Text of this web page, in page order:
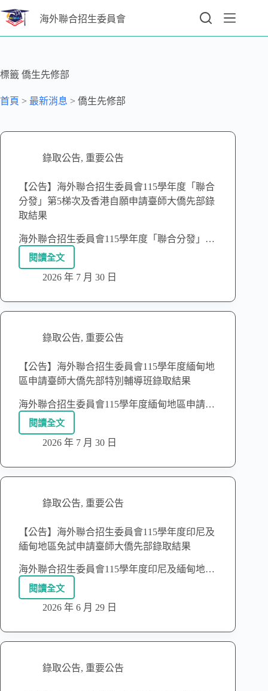
海外聯合招生委員會
標籤 僑生先修部
首頁 > 最新消息 > 僑生先修部
錄取公告, 重要公告
【公告】海外聯合招生委員會115學年度「聯合
分發」第5梯次及香港自願申請臺師大僑先部錄
取結果
海外聯合招生委員會115學年度「聯合分發」…
閱讀全文
2026 年 7 月 30 日
錄取公告, 重要公告
【公告】海外聯合招生委員會115學年度緬甸地
區申請臺師大僑先部特別輔導班錄取結果
海外聯合招生委員會115學年度緬甸地區申請…
閱讀全文
2026 年 7 月 30 日
錄取公告, 重要公告
【公告】海外聯合招生委員會115學年度印尼及
緬甸地區免試申請臺師大僑先部錄取結果
海外聯合招生委員會115學年度印尼及緬甸地…
閱讀全文
2026 年 6 月 29 日
錄取公告, 重要公告